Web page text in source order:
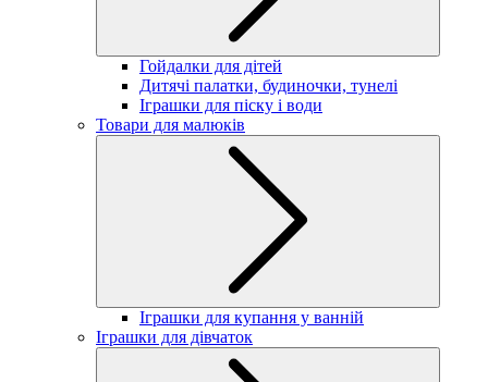
Гойдалки для дітей
Дитячі палатки, будиночки, тунелі
Іграшки для піску і води
Товари для малюків
Іграшки для купання у ванній
Іграшки для дівчаток